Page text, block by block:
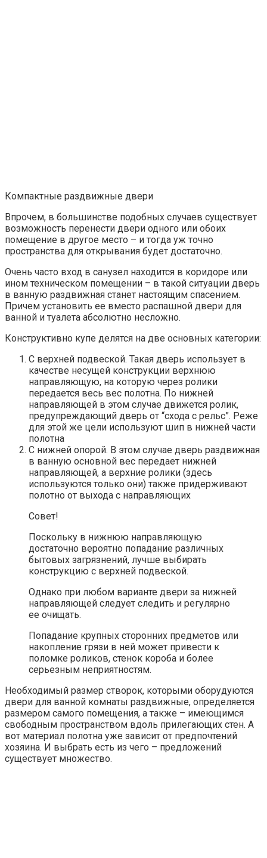
Компактные раздвижные двери
Впрочем, в большинстве подобных случаев существует
возможность перенести двери одного или обоих
помещение в другое место – и тогда уж точно
пространства для открывания будет достаточно.
Очень часто вход в санузел находится в коридоре или
ином техническом помещении – в такой ситуации дверь
в ванную раздвижная станет настоящим спасением.
Причем установить ее вместо распашной двери для
ванной и туалета абсолютно несложно.
Конструктивно купе делятся на две основных категории:
С верхней подвеской. Такая дверь использует в
качестве несущей конструкции верхнюю
направляющую, на которую через ролики
передается весь вес полотна. По нижней
направляющей в этом случае движется ролик,
предупреждающий дверь от “схода с рельс”. Реже
для этой же цели используют шип в нижней части
полотна
С нижней опорой. В этом случае дверь раздвижная
в ванную основной вес передает нижней
направляющей, а верхние ролики (здесь
используются только они) также придерживают
полотно от выхода с направляющих
Совет!
Поскольку в нижнюю направляющую
достаточно вероятно попадание различных
бытовых загрязнений, лучше выбирать
конструкцию с верхней подвеской.
Однако при любом варианте двери за нижней
направляющей следует следить и регулярно
ее очищать.
Попадание крупных сторонних предметов или
накопление грязи в ней может привести к
поломке роликов, стенок короба и более
серьезным неприятностям.
Необходимый размер створок, которыми оборудуются
двери для ванной комнаты раздвижные, определяется
размером самого помещения, а также – имеющимся
свободным пространством вдоль прилегающих стен. А
вот материал полотна уже зависит от предпочтений
хозяина. И выбрать есть из чего – предложений
существует множество.